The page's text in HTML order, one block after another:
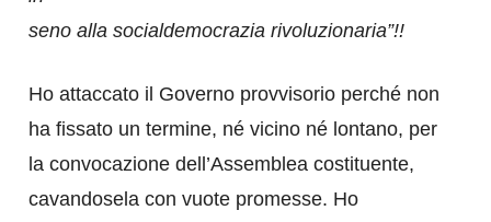
seno alla socialdemocrazia rivoluzionaria”!!
Ho attaccato il Governo provvisorio perché non
ha fissato un termine, né vicino né lontano, per
la convocazione dell’Assemblea costituente,
cavandosela con vuote promesse. Ho